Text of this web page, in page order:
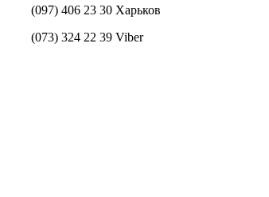
(097) 406 23 30 Харьков
(073) 324 22 39 Viber